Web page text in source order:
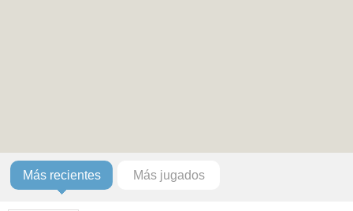
Más recientes Más jugados